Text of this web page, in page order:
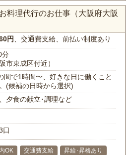
料理代行のお仕事（大阪府大阪
円 、交通費支給、前払い制度あり
分
市東成区付近）
間で1時間〜、好きな日に働くこと
(候補の日時から選択)
夕食の献立･調理など
口
OK 交通費支給
昇給･昇格あり